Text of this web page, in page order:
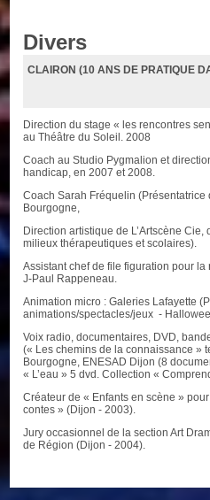
Divers
CLAIRON (10 ANS DE PRATIQUE
Direction du stage « les rencontres
au Théâtre du Soleil. 2008
Coach au Studio Pygmalion et
handicap, en 2007 et 2008.
Coach Sarah Fréquelin (Présentatrice
Bourgogne,
Direction artistique de L’Artscène
milieux thérapeutiques et scolaires).
Assistant chef de file figuration pour
J-Paul Rappeneau.
Animation micro : Galeries Lafayette
animations/spectacles/jeux -
Voix radio, documentaires, DVD,
(« Les chemins de la connaissance »
Bourgogne, ENESAD Dijon (8
« L’eau » 5 dvd. Collection «
Créateur de « Enfants en scène »
contes » (Dijon - 2003).
Jury occasionnel de la section Art
de Région (Dijon - 2004).